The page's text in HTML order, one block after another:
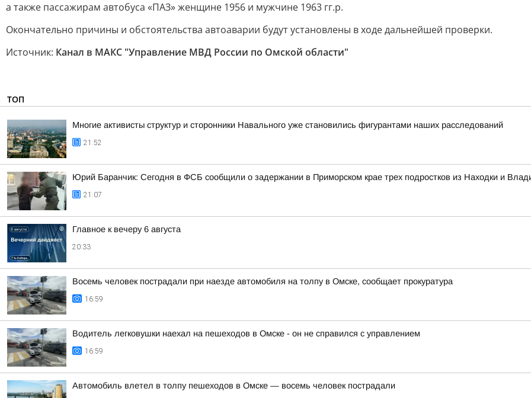
а также пассажирам автобуса «ПАЗ» женщине 1956 и мужчине 1963 гг.р.
Окончательно причины и обстоятельства автоаварии будут установлены в ходе дальнейшей проверки.
Источник: Канал в МАКС "Управление МВД России по Омской области"
ТОП
Многие активисты структур и сторонники Навального уже становились фигурантами наших расследований
21:52
Юрий Баранчик: Сегодня в ФСБ сообщили о задержании в Приморском крае трех подростков из Находки и
21:07
Главное к вечеру 6 августа
20:33
Восемь человек пострадали при наезде автомобиля на толпу в Омске, сообщает прокуратура
16:59
Водитель легковушки наехал на пешеходов в Омске - он не справился с управлением
16:59
Автомобиль влетел в толпу пешеходов в Омске — восемь человек пострадали